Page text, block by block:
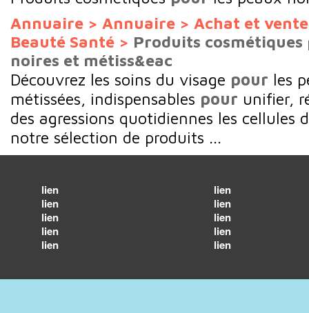
Annuaire > Annuaire > Achat et
Beauté Santé > Produits cosmétiques
noires et métiss&eac
Découvrez les soins du visage pour les
métissées, indispensables pour unifier,
des agressions quotidiennes les cellules
notre sélection de produits ...
lien
lien
lien
lien
lien
lien
lien
lien
lien
lien